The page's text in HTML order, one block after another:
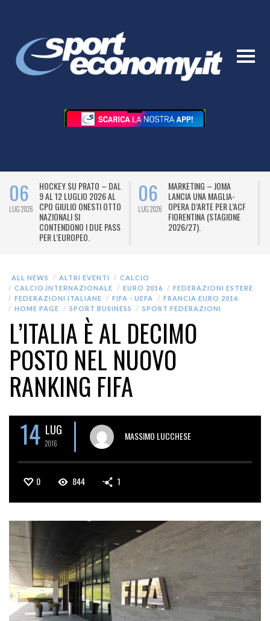
06
LUG 2026
HOCKEY SU PRATO – DAL
9 AL 12 LUGLIO 2026 AL
CPO GIULIO ONESTI OTTO
NAZIONALI SI
CONTENDONO I DUE PASS
PER L’EUROPEO.
06
LUG 2026
MARKETING – JOMA
LANCIA UNA MAGLIA-
OPERA D’ARTE PER L’ACF
FIORENTINA (STAGIONE
2026/27).
ALL NEWS ALTRI EVENTI
CALCIO
CALCIO.INTERNAZIONALE
EURO 2016
FEDERAZIONI ESTERE
FEDERAZIONI ITALIANE
FIFA - UEFA
FRANCIA EURO 2016
HOME PAGE
SPORT BUSINESS SPORT FEDERAZIONI
L’ITALIA È AL DECIMO
POSTO NEL NUOVO
RANKING FIFA
14 LUG
2016
MASSIMO LUCCHESE
0 844 1